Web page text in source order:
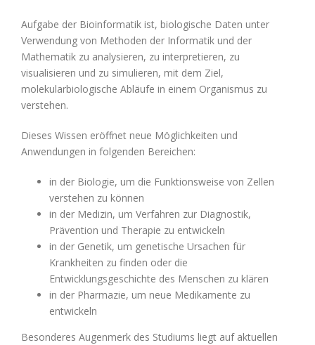
Aufgabe der Bioinformatik ist, biologische Daten unter
Verwendung von Methoden der Informatik und der
Mathematik zu analysieren, zu interpretieren, zu
visualisieren und zu simulieren, mit dem Ziel,
molekularbiologische Abläufe in einem Organismus zu
verstehen.
Dieses Wissen eröffnet neue Möglichkeiten und
Anwendungen in folgenden Bereichen:
in der Biologie, um die Funktionsweise von Zellen
verstehen zu können
in der Medizin, um Verfahren zur Diagnostik,
Prävention und Therapie zu entwickeln
in der Genetik, um genetische Ursachen für
Krankheiten zu finden oder die
Entwicklungsgeschichte des Menschen zu klären
in der Pharmazie, um neue Medikamente zu
entwickeln
Besonderes Augenmerk des Studiums liegt auf aktuellen